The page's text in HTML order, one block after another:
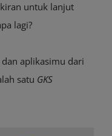
untuk lanjut
lagi?
aplikasimu dari
satu GKS